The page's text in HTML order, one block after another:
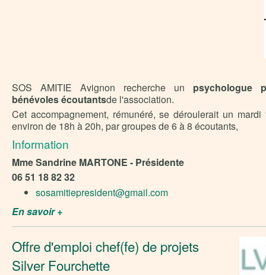
SOS AMITIE Avignon recherche un psychologue
bénévoles écoutantsde l'association.
Cet accompagnement, rémunéré, se déroulerait un
environ de 18h à 20h, par groupes de 6 à 8 écoutants,
Information
Mme Sandrine MARTONE - Présidente
06 51 18 82 32
sosamitiepresident@gmail.com
En savoir +
Offre d'emploi chef(fe) de projets
Silver Fourchette